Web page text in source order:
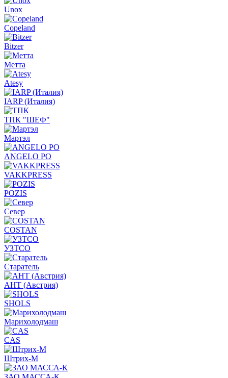
Unox
Copeland
Bitzer
Метта
Atesy
IARP (Италия)
ТПК "ШЕФ"
Мартэл
ANGELO PO
VAKKPRESS
POZIS
Север
COSTAN
УЗТСО
Старатель
АНТ (Австрия)
SHOLS
Марихолодмаш
CAS
Штрих-М